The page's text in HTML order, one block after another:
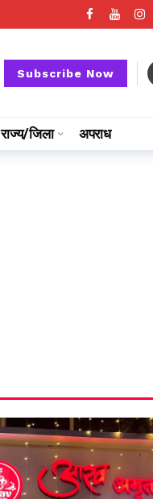
Subscribe Now
राज्य/जिला अपराध